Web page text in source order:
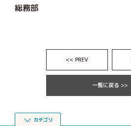
総務部
<< PREV
一覧に戻る >>
カテゴリ